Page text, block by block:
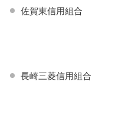
佐賀東信用組合
長崎三菱信用組合